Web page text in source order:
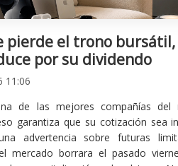
pierde el trono bursátil,
por su dividendo
11:06
de las mejores compañías del
garantiza que su cotización sea
advertencia sobre futuras
mercado borrara el pasado